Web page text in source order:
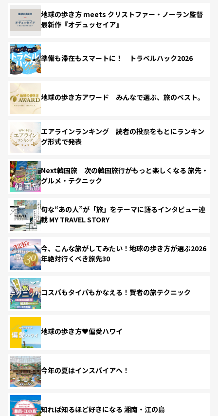
地球の歩き方 meets クリストファー・ノーラン監督
最新作『オデュッセイア』
準備も滞在もスマートに！ トラベルハック2026
地球の歩き方アワード みんなで選ぶ、旅のベスト。
エアラインランキング 読者の投票をもとにランキン
グ形式で発表
Next韓国旅 次の韓国旅行がもっと楽しくなる 旅先・
グルメ・テクニック
旬な“あの人”が「旅」をテーマに語るインタビュー連
載 MY TRAVEL STORY
今、こんな旅がしてみたい！地球の歩き方が選ぶ2026
年絶対行くべき旅先30
コスパもタイパもかなえる！賢者の旅テクニック
地球の歩き方♥偏愛ハワイ
今年の夏はインスパイアへ！
知れば知るほど好きになる 湘南・江の島